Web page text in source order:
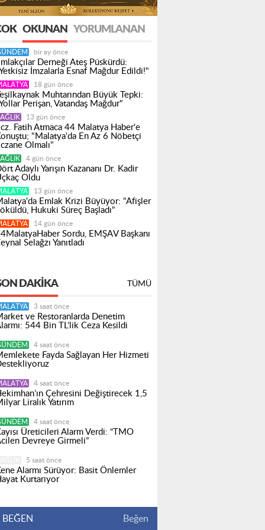
OKUNAN YORUMLANAN
bir ay önce
Derneği Ateş Püskürdü:
İmzalarla Esnaf Mağdur Edildi!"
18 gün önce
Muhtarından Büyük Tepki:
Perişan, Vatandaş Mağdur"
13 gün önce
Fatih Atmaca 44 Malatya Haber'e
"Malatya'da En Az 6 Nöbetçi
Olmalı"
4 gün önce
Adaylı Yarışın Kazananı Dr. Kadir
Oldu
13 gün önce
Emlak Krizi Büyüyor: "Afişler
Hukuki Süreç Başladı"
14 gün önce
Sordu, EMŞAV Başkanı
Selağzı Yanıtladı
DAKIKA TÜMÜ
3 saat önce
ve Restoranlarda Denetim
544 Bin TL’lik Ceza Kesildi
4 saat önce
Fayda Sağlayan Her Hizmeti
4 saat önce
Çehresini Değiştirecek 1,5
Liralık Yatırım
4 saat önce
Üreticileri Alarm Verdi: “TMO
Devreye Girmeli”
5 saat önce
Alarmı Sürüyor: Basit Önlemler
Kurtarıyor
BEĞEN Beğen